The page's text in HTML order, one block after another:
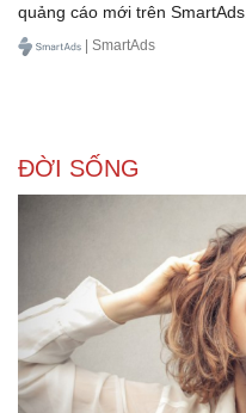
quảng cáo mới trên SmartAds.
| SmartAds
ĐỜI SỐNG